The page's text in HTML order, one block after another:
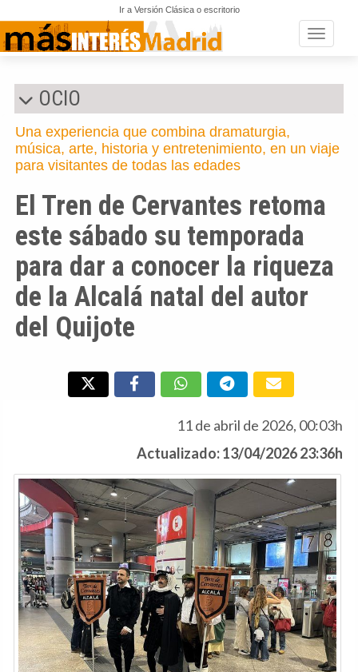
Ir a Versión Clásica o escritorio
Toggle
OCIO
Una experiencia que combina dramaturgia,
música, arte, historia y entretenimiento, en un viaje
para visitantes de todas las edades
El Tren de Cervantes retoma
este sábado su temporada
para dar a conocer la riqueza
de la Alcalá natal del autor
del Quijote
11 de abril de 2026, 00:03h
Actualizado: 13/04/2026 23:36h